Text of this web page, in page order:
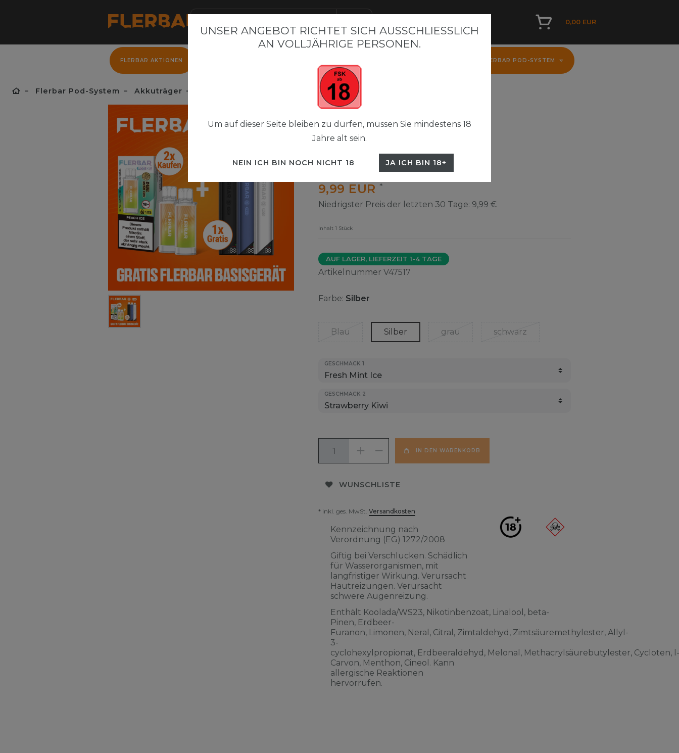
0,00 EUR
FLERBAR AKTIONEN FLERBAR POD-SYSTEM
Flerbar Pod-System Akkuträger
Flerbar Pods Paket
9,99 EUR *
Niedrigster Preis der letzten 30 Tage: 9,99 €
Inhalt 1 Stück
AUF LAGER, LIEFERZEIT 1-4 TAGE
Artikelnummer V47517
Farbe: Silber
Blau Silber grau schwarz
GESCHMACK 1
GESCHMACK 2
IN DEN WARENKORB
WUNSCHLISTE
* inkl. ges. MwSt. Versandkosten
Kennzeichnung nach
Verordnung (EG) 1272/2008
Giftig bei Verschlucken. Schädlich
für Wasserorganismen, mit
langfristiger Wirkung. Verursacht
Hautreizungen. Verursacht
schwere Augenreizung.
Enthält Koolada/WS23, Nikotinbenzoat, Linalool, beta-
Pinen, Erdbeer-
Furanon, Limonen, Neral, Citral, Zimtaldehyd, Zimtsäuremethylester, Allyl-
3-
cyclohexylpropionat, Erdbeeraldehyd, Melonal, Methacrylsäurebutylester, Cycloten, l-
Carvon, Menthon, Cineol. Kann
allergische Reaktionen
hervorrufen.
UNSER ANGEBOT RICHTET SICH AUSSCHLIESSLICH A
N VOLLJÄHRIGE PERSONEN.
Um auf dieser Seite bleiben zu dürfen, müssen Sie mindestens 18
Jahre alt sein.
NEIN ICH BIN NOCH NICHT 18 JA ICH BIN 18+